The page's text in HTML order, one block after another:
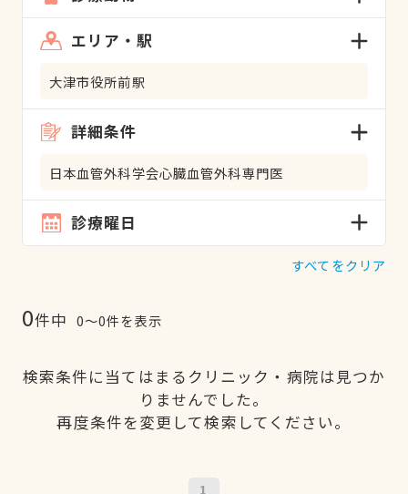
エリア・駅
大津市役所前駅
詳細条件
日本血管外科学会心臓血管外科専門医
診療曜日
すべてをクリア
0件中 0〜0件を表示
検索条件に当てはまるクリニック・病院は見つか
りませんでした。
再度条件を変更して検索してください。
1